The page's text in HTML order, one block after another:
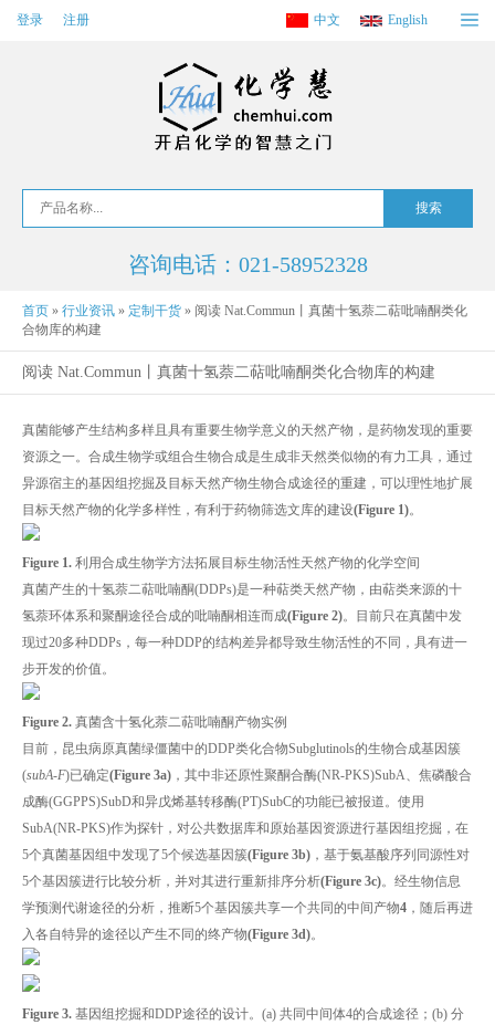
登录 注册 中文 English
咨询电话：021-58952328
首页 » 行业资讯 » 定制干货 » 阅读 Nat.Commun丨真菌十氢萘二萜吡喃酮类化
合物库的构建
阅读 Nat.Commun丨真菌十氢萘二萜吡喃酮类化合物库的构建
真菌能够产生结构多样且具有重要生物学意义的天然产物，是药物发现的重要
资源之一。合成生物学或组合生物合成是生成非天然类似物的有力工具，通过
异源宿主的基因组挖掘及目标天然产物生物合成途径的重建，可以理性地扩展
目标天然产物的化学多样性，有利于药物筛选文库的建设(Figure 1)。
Figure 1. 利用合成生物学方法拓展目标生物活性天然产物的化学空间
真菌产生的十氢萘二萜吡喃酮(DDPs)是一种萜类天然产物，由萜类来源的十
氢萘环体系和聚酮途径合成的吡喃酮相连而成(Figure 2)。目前只在真菌中发
现过20多种DDPs，每一种DDP的结构差异都导致生物活性的不同，具有进一
步开发的价值。
Figure 2. 真菌含十氢化萘二萜吡喃酮产物实例
目前，昆虫病原真菌绿僵菌中的DDP类化合物Subglutinols的生物合成基因簇
(subA-F)已确定(Figure 3a) ，其中非还原性聚酮合酶(NR-PKS)SubA、焦磷酸合
成酶(GGPPS)SubD和异戊烯基转移酶(PT)SubC的功能已被报道。使用
SubA(NR-PKS)作为探针，对公共数据库和原始基因资源进行基因组挖掘，在
5个真菌基因组中发现了5个候选基因簇(Figure 3b) ，基于氨基酸序列同源性对
5个基因簇进行比较分析，并对其进行重新排序分析(Figure 3c)。经生物信息
学预测代谢途径的分析，推断5个基因簇共享一个共同的中间产物4 ，随后再进
入各自特异的途径以产生不同的终产物(Figure 3d)。
Figure 3. 基因组挖掘和DDP途径的设计。(a) 共同中间体4的合成途径；(b) 分